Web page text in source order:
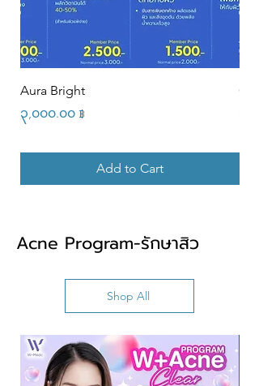
Aura Bright
Price
၃,၀၀၀.၀၀ ฿
Add to Cart
Acne Program-รักษาสิว
Shop All